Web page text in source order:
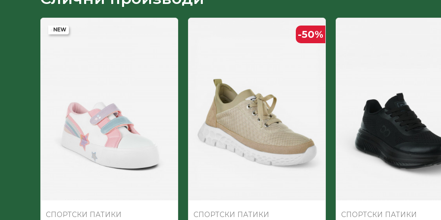
МАШКИ
NEW
СПОРТСКИ ПАТИКИ
-50%
СПОРТСКИ ПАТИКИ СПОРТСКИ ПАТИКИ